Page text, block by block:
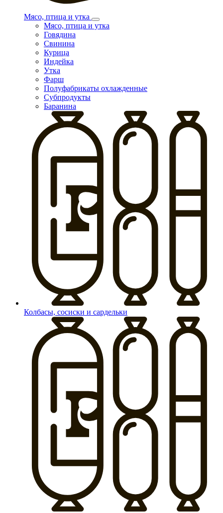
Мясо, птица и утка
Мясо, птица и утка
Говядина
Свинина
Курица
Индейка
Утка
Фарш
Полуфабрикаты охлажденные
Субпродукты
Баранина
Колбасы, сосиски и сардельки